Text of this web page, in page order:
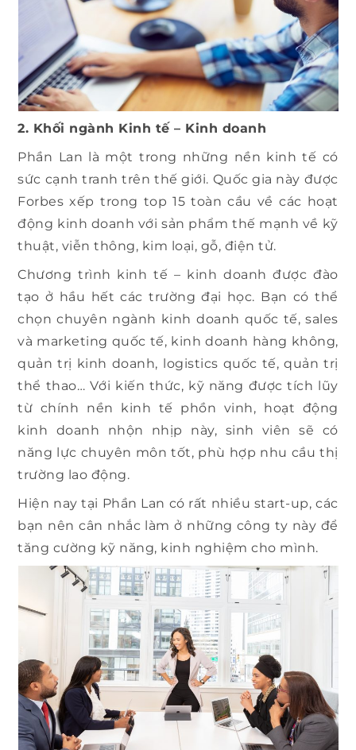
2. Khối ngành Kinh tế – Kinh doanh
Phần Lan là một trong những nền kinh tế có
sức cạnh tranh trên thế giới. Quốc gia này được
Forbes xếp trong top 15 toàn cầu về các hoạt
động kinh doanh với sản phẩm thế mạnh về kỹ
thuật, viễn thông, kim loại, gỗ, điện tử.
Chương trình kinh tế – kinh doanh được đào
tạo ở hầu hết các trường đại học. Bạn có thể
chọn chuyên ngành kinh doanh quốc tế, sales
và marketing quốc tế, kinh doanh hàng không,
quản trị kinh doanh, logistics quốc tế, quản trị
thể thao… Với kiến thức, kỹ năng được tích lũy
từ chính nền kinh tế phồn vinh, hoạt động
kinh doanh nhộn nhịp này, sinh viên sẽ có
năng lực chuyên môn tốt, phù hợp nhu cầu thị
trường lao động.
Hiện nay tại Phần Lan có rất nhiều start-up, các
bạn nên cân nhắc làm ở những công ty này để
tăng cường kỹ năng, kinh nghiệm cho mình.